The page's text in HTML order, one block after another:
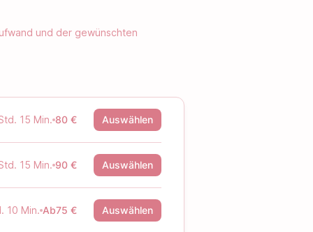
und der gewünschten
15 Min. 80 € Auswählen
15 Min. 90 € Auswählen
10 Min. Ab75 € Auswählen